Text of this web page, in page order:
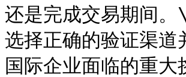
还是完成交易期间。\
选择正确的验证渠道
国际企业面临的重大